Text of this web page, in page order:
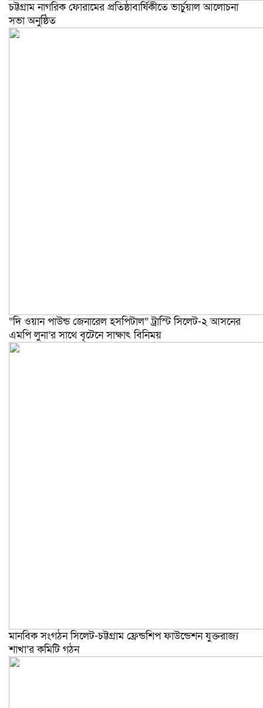
চট্টগ্রাম নাগরিক ফোরামের প্রতিষ্ঠাবার্ষিকীতে ভার্চুয়াল আলোচনা
সভা অনুষ্ঠিত
“দি ওয়ান পাউন্ড জেনারেল হসপিটাল” ট্রাস্টি সিলেট-২ আসনের
এমপি লুনা’র সা‌থে বৃটেনে সাক্ষাৎ বিনিময়
মানবিক সংগঠন সিলেট-চট্টগ্রাম ফ্রেন্ডশিপ ফাউন্ডেশন যুক্তরাজ্য
শাখা’র কমিটি গঠন